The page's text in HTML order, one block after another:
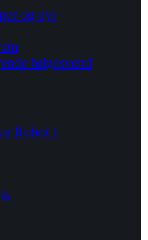
og dyr
følgesvend
Robot )